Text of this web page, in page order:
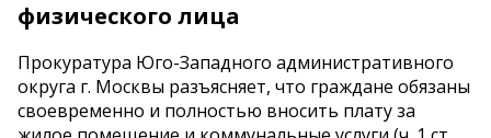
физического лица
Прокуратура Юго-Западного административного
округа г. Москвы разъясняет, что граждане обязаны
своевременно и полностью вносить плату за